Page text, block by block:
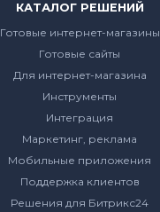
КАТАЛОГ РЕШЕНИЙ
Готовые интернет-магазины
Готовые сайты
Для интернет-магазина
Инструменты
Интеграция
Маркетинг, реклама
Мобильные приложения
Поддержка клиентов
Решения для Битрикс24